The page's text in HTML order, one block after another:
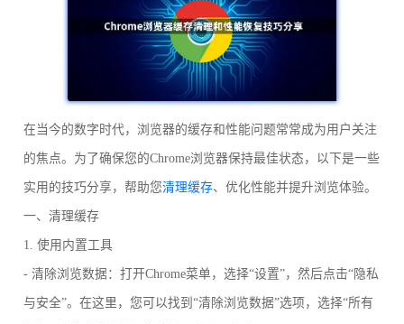
在当今的数字时代，浏览器的缓存和性能问题常常成为用户关注
的焦点。为了确保您的Chrome浏览器保持最佳状态，以下是一些
实用的技巧分享，帮助您清理缓存、优化性能并提升浏览体验。
一、清理缓存
1. 使用内置工具
- 清除浏览数据：打开Chrome菜单，选择“设置”，然后点击“隐私
与安全”。在这里，您可以找到“清除浏览数据”选项，选择“所有